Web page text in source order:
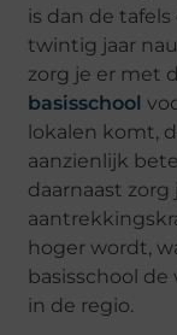
is dan de
twintig jaar
zorg je er met
basisschool
lokalen komt,
aanzienlijk
daarnaast
hoger wordt,
basisschool
in de regio.